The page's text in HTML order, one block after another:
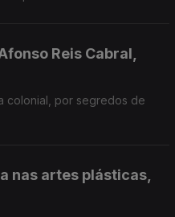
Reis Cabral,
colonial, por segredos de
nas artes plásticas,